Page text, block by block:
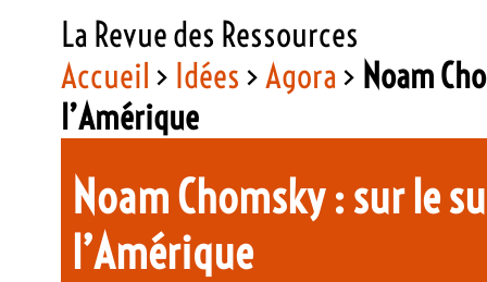
La Revue des Ressources
Accueil > Idées >Agora > Noam
l’Amérique
Noam Chomsky : sur le
l’Amérique